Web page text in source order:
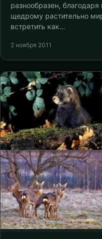
разнообразен,
щедрому растительно
встретить как…
2 ноября 2011